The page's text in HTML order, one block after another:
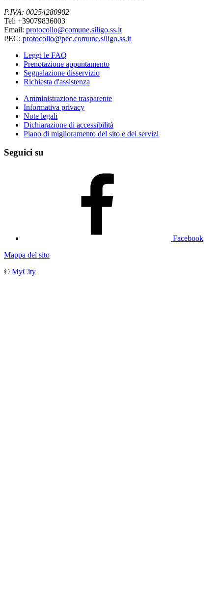
P.IVA: 00254280902
Tel: +39079836003
Email: protocollo@comune.siligo.ss.it
PEC: protocollo@pec.comune.siligo.ss.it
Leggi le FAQ
Prenotazione appuntamento
Segnalazione disservizio
Richiesta d'assistenza
Amministrazione trasparente
Informativa privacy
Note legali
Dichiarazione di accessibilità
Piano di miglioramento del sito e dei servizi
Seguici su
Facebook
Mappa del sito
© MyCity